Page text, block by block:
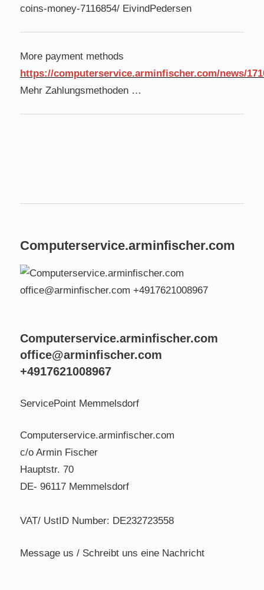
More payment methods
https://computerservice.arminfischer.com/news/
Mehr Zahlungsmethoden …
Computerservice.arminfischer.com
Computerservice.arminfischer.com
office@arminfischer.com
+4917621008967
ServicePoint Memmelsdorf
Computerservice.arminfischer.com
c/o Armin Fischer
Hauptstr. 70
DE- 96117 Memmelsdorf
VAT/ UstID Number: DE232723558
Message us / Schreibt uns eine Nachricht